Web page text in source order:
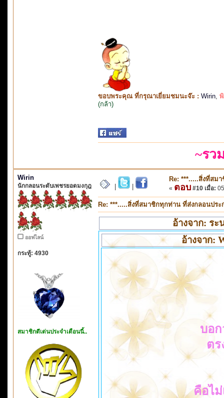
ขอบพระคุณ ที่กรุณาเยี่ยมชมนะจ๊ะ : Wirin
(กล้า)
~รว
Wirin
นักกลอนระดับเพชรยอดมงกุฎ
ออฟไลน์
กระทู้: 4930
สมาชิกดีเด่นประจำเดือนนี้..
Re: ***.....สิ่งที่สม
« ตอบ #10 เมื่อ:
Re: ***.....สิ่งที่สมาชิกทุกท่าน ที่ส่งกลอนปร
อ้างจาก: ระ
อ้างจาก:
บอ
ตร
คือไม่